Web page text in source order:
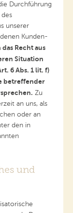
Durchführung
unserer
Kunden-
das Recht aus
Situation
6 Abs. 1 lit. f)
betreffender
Zu
an uns, als
oder an
den in
und